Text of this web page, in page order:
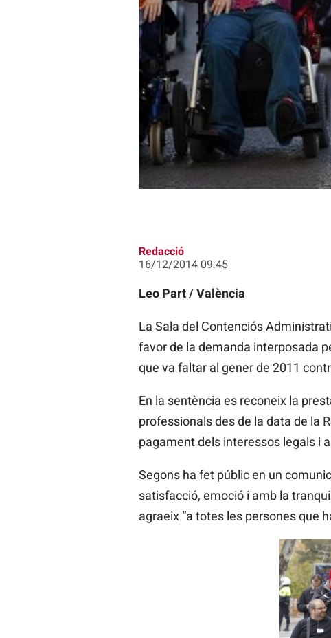
Redacció
16/12/2014 09:45
Leo Part / València
La Sala del Contenciós
favor de la demanda interposada
que va faltar al gener de 2011
En la sentència es reconeix la
professionals des de la data de la
pagament dels interessos legals i
Segons ha fet públic en un
satisfacció, emoció i amb la
agraeix “a totes les persones que